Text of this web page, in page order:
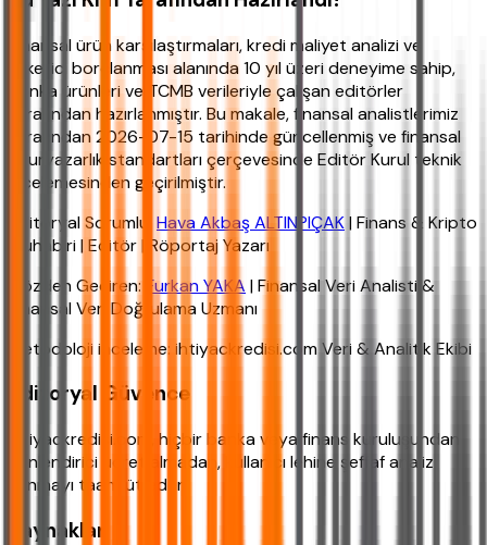
Finansal ürün karşılaştırmaları, kredi maliyet analizi ve
tüketici borçlanması alanında 10 yıl üzeri deneyime sahip,
banka ürünleri ve TCMB verileriyle çalışan editörler
tarafından hazırlanmıştır. Bu makale, finansal analistlerimiz
tarafından 2026-07-15 tarihinde güncellenmiş ve finansal
okuryazarlık standartları çerçevesinde Editör Kurul teknik
incelemesinden geçirilmiştir.
Editoryal Sorumlu: Hava Akbaş ALTINPIÇAK| Finans & Kripto
Muhabiri | Editör | Röportaj Yazarı
Gözden Geçiren: Furkan YAKA | Finansal Veri Analisti &
Finansal Veri Doğrulama Uzmanı
Metodoloji inceleme: ihtiyackredisi.com Veri & Analitik Ekibi
Editoryal Güvence
ihtiyackredisi.com, hiçbir banka veya finans kuruluşundan
yönlendirici ücret almadan, kullanıcı lehine şeffaf analiz
sunmayı taahhüt eder.
Kaynaklar